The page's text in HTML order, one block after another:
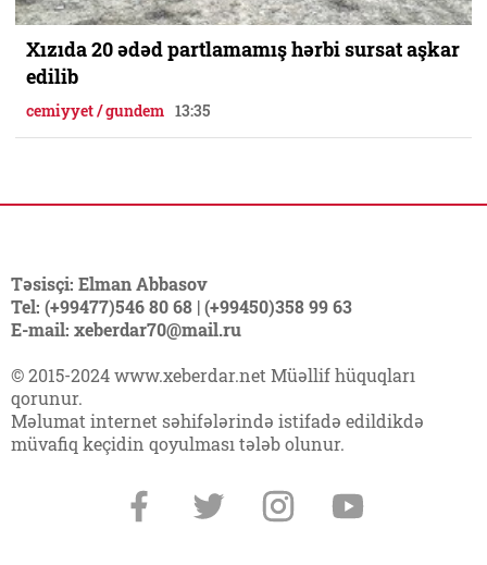
Xızıda 20 ədəd partlamamış hərbi sursat aşkar
edilib
cemiyyet / gundem 13:35
Təsisçi: Elman Abbasov
Tel: (+99477)546 80 68 | (+99450)358 99 63
E-mail: xeberdar70@mail.ru
© 2015-2024 www.xeberdar.net Müəllif hüquqları
qorunur.
Məlumat internet səhifələrində istifadə edildikdə
müvafiq keçidin qoyulması tələb olunur.